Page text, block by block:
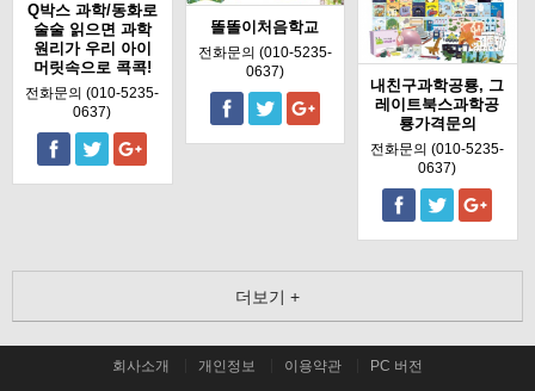
Q박스 과학/동화로
술술 읽으면 과학
원리가 우리 아이
머릿속으로 콕콕!
전화문의 (010-5235-
0637)
똘똘이처음학교
전화문의 (010-5235-
0637)
내친구과학공룡, 그
레이트북스과학공
룡가격문의
전화문의 (010-5235-
0637)
더보기 +
회사소개 개인정보 이용약관 PC 버전